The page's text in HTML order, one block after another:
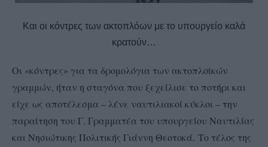
Και οι κόντρες των ακτοπλόων με το υπουργείο καλά
κρατούν…
Οι «κόντρες» για τα δρομολόγια των ακτοπλοϊκών
γραμμών, ήταν η σταγόνα που ξεχείλισε το ποτήρι και
είχε ως αποτέλεσμα – λένε ναυτιλιακοί κύκλοι – την
παραίτηση του Γ. Γραμματέα του υπουργείου Ναυτιλίας
και Νησιώτικης Πολιτικής Γιάννη Θεοτοκά. Το τέλος της